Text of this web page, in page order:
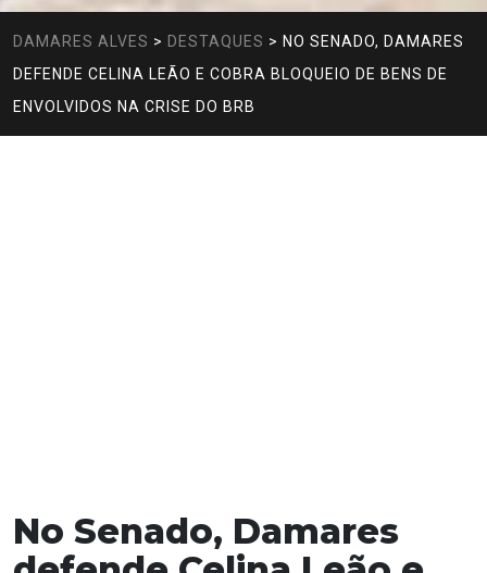
DAMARES ALVES > DESTAQUES > NO SENADO, DAMARES
DEFENDE CELINA LEÃO E COBRA BLOQUEIO DE BENS DE
ENVOLVIDOS NA CRISE DO BRB
No Senado, Damares